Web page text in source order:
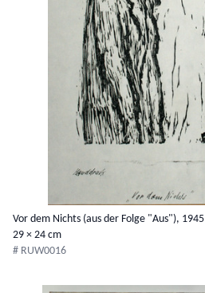
Vor dem Nichts (aus der Folge "Aus"), 1945
29 × 24 cm
# RUW0016